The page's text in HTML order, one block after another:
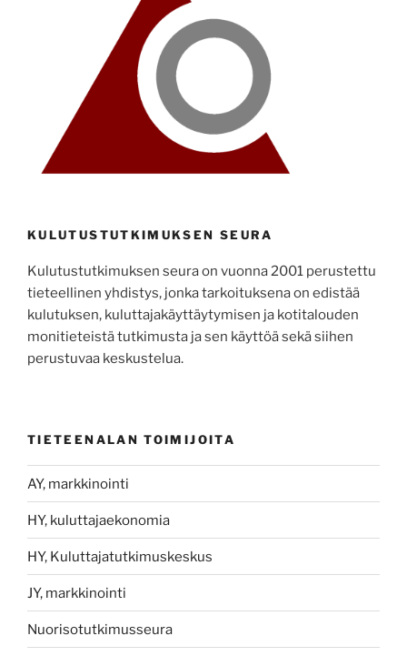
KULUTUSTUTKIMUKSEN SEURA
Kulutustutkimuksen seura on vuonna 2001 perustettu
tieteellinen yhdistys, jonka tarkoituksena on edistää
kulutuksen, kuluttajakäyttäytymisen ja kotitalouden
monitieteistä tutkimusta ja sen käyttöä sekä siihen
perustuvaa keskustelua.
TIETEENALAN TOIMIJOITA
AY, markkinointi
HY, kuluttajaekonomia
HY, Kuluttajatutkimuskeskus
JY, markkinointi
Nuorisotutkimusseura